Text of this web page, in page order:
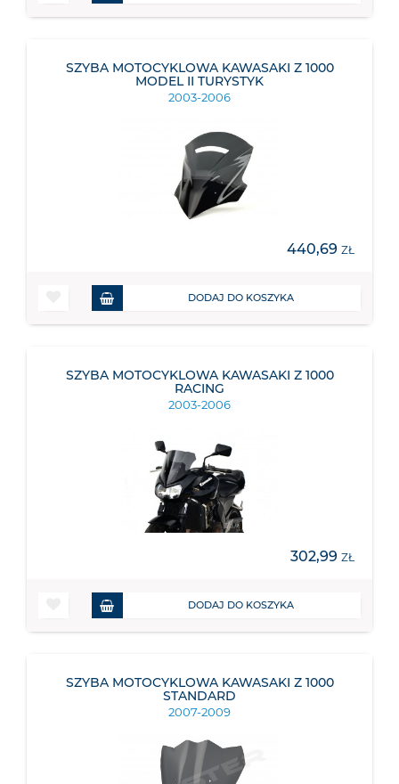
SZYBA MOTOCYKLOWA KAWASAKI Z 1000
MODEL II TURYSTYK
2003-2006
440,69 ZŁ
DODAJ DO KOSZYKA
SZYBA MOTOCYKLOWA KAWASAKI Z 1000
RACING
2003-2006
302,99 ZŁ
DODAJ DO KOSZYKA
SZYBA MOTOCYKLOWA KAWASAKI Z 1000
STANDARD
2007-2009